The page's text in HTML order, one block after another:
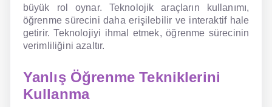
büyük rol oynar. Teknolojik araçların kullanımı,
öğrenme sürecini daha erişilebilir ve interaktif hale
getirir. Teknolojiyi ihmal etmek, öğrenme sürecinin
verimliliğini azaltır.
Yanlış Öğrenme Tekniklerini
Kullanma